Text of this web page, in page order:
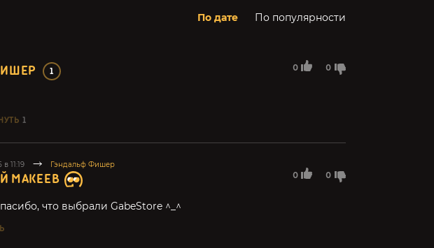
По дате По популярности
1 0 0
1
11:19 Гэндальф Фишер
МАКЕЕВ 0 0
что выбрали GabeStore ^_^